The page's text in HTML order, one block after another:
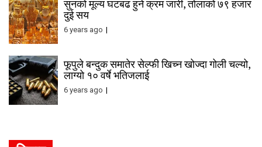
सुनको मूल्य घटबढ हुने क्रम जारी, तोलाको ७९ हजार
दुई सय
6 years ago
फूपुले बन्दुक समातेर सेल्फी खिच्न खोज्दा गोली चल्यो,
लाग्यो १० वर्षे भतिजलाई
6 years ago